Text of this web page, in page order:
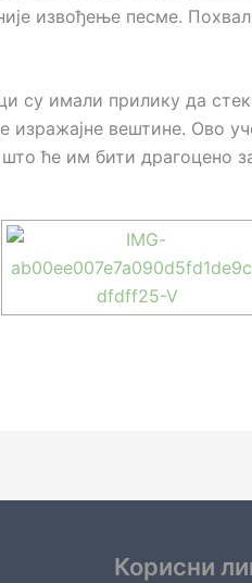
извођење песме.
су имали прилику да
изражајне вештине. Ово
ће им бити драгоцено
Корисни